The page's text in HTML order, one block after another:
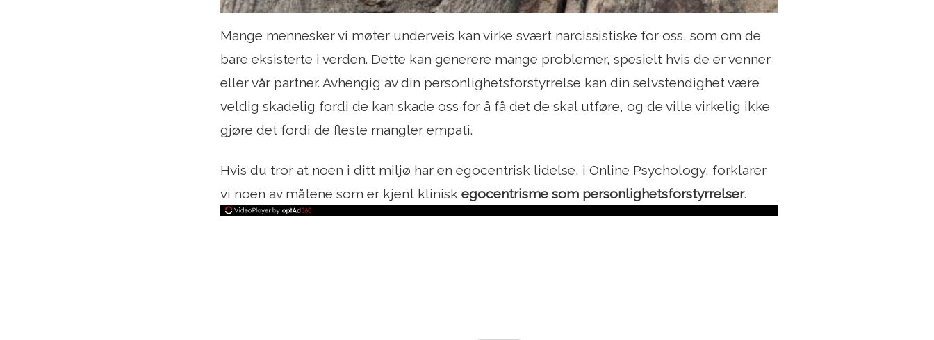
Mange mennesker vi møter underveis kan virke svært narcissistiske for oss, som om de
bare eksisterte i verden. Dette kan generere mange problemer, spesielt hvis de er venner
eller vår partner. Avhengig av din personlighetsforstyrrelse kan din selvstendighet være
veldig skadelig fordi de kan skade oss for å få det de skal utføre, og de ville virkelig ikke
gjøre det fordi de fleste mangler empati.
Hvis du tror at noen i ditt miljø har en egocentrisk lidelse, i Online Psychology, forklarer
vi noen av måtene som er kjent klinisk egocentrisme som personlighetsforstyrrelser.